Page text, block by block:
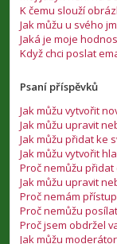
K čemu slouží
Jak můžu u svého
Jaká je moje
Když chci poslat
Psaní příspěvků
Jak můžu vytvořit
Jak můžu upravit
Jak můžu přidat ke
Jak můžu vytvořit
Proč nemůžu
Jak můžu upravit
Proč nemám
Proč nemůžu
Proč jsem obdržel
Jak můžu